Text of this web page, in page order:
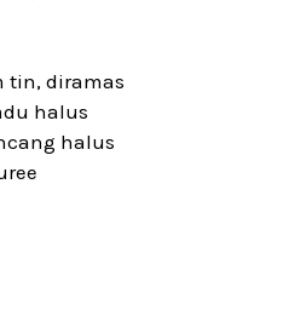
tin, diramas
halus
halus